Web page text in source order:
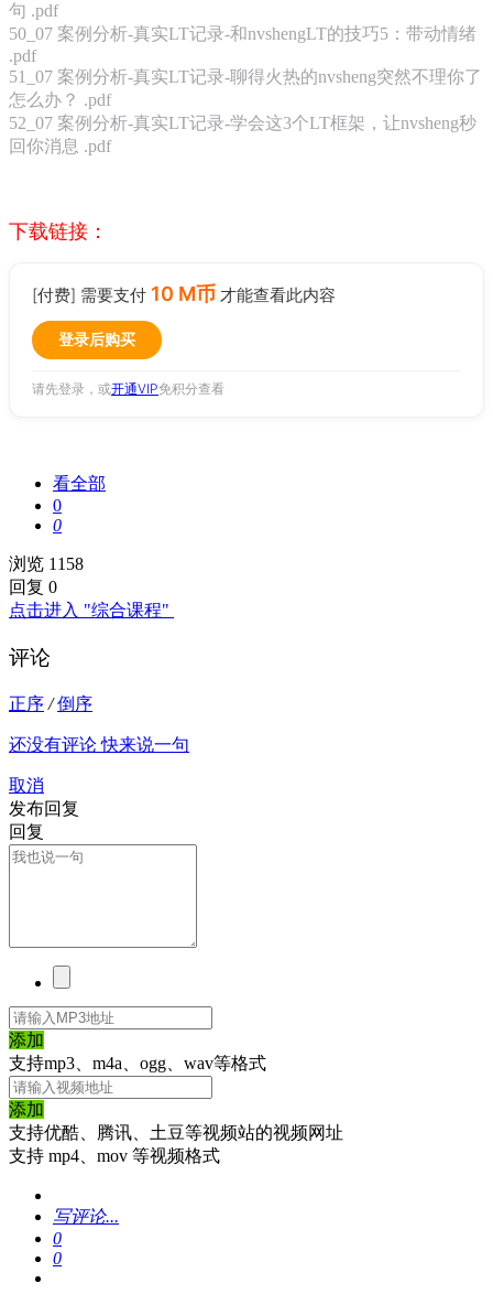
句 .pdf
50_07 案例分析-真实LT记录-和nvshengLT的技巧5：带动情绪
.pdf
51_07 案例分析-真实LT记录-聊得火热的nvsheng突然不理你了
怎么办？ .pdf
52_07 案例分析-真实LT记录-学会这3个LT框架，让nvsheng秒
回你消息 .pdf
下载链接：
[付费] 需要支付 10 M币 才能查看此内容
登录后购买
请先登录，或开通VIP免积分查看
看全部
0
0
浏览 1158
回复 0
点击进入 "综合课程"
评论
正序 / 倒序
还没有评论 快来说一句
取消
发布回复
回复
添加
支持mp3、m4a、ogg、wav等格式
添加
支持优酷、腾讯、土豆等视频站的视频网址
支持 mp4、mov 等视频格式
写评论...
0
0